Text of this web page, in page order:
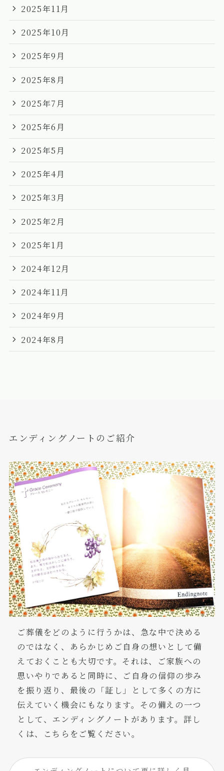
2025年11月
2025年10月
2025年9月
2025年8月
2025年7月
2025年6月
2025年5月
2025年4月
2025年3月
2025年2月
2025年1月
2024年12月
2024年11月
2024年9月
2024年8月
エンディングノートのご紹介
ご葬儀をどのように行うかは、急な中で決める
のではなく、あらかじめご自身の想いとして備
えておくことも大切です。それは、ご家族への
思いやりであると同時に、ご自身の信仰の歩み
を振り返り、最後の「証し」として多くの方に
伝えていく機会にもなります。その備えの一つ
として、エンディングノートがあります。詳し
くは、こちらをご覧ください。